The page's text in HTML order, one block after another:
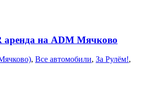
аренда на ADM Мячково
, Все автомобили, За Рулём!,